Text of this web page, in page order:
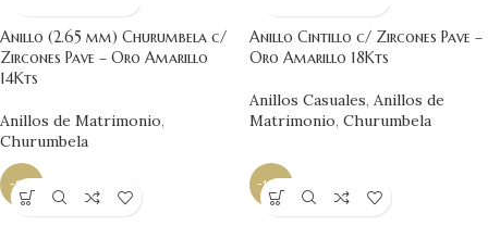
Anillo (2.65 mm) Churumbela c/
Zircones Pave – Oro Amarillo
14Kts
Anillos de Matrimonio,
Churumbela
Anillo Cintillo c/ Zircones Pave –
Oro Amarillo 18Kts
Anillos Casuales, Anillos de
Matrimonio, Churumbela
-9% -10%